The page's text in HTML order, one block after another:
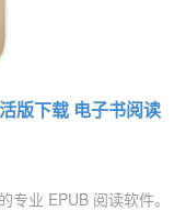
版下载 电子书阅读
业 EPUB 阅读软件。